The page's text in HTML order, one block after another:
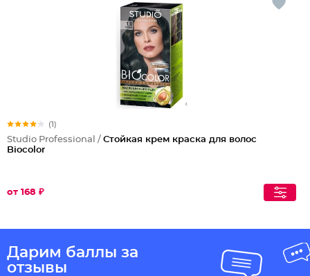
(1)
Studio Professional / Стойкая крем краска для волос
Biocolor
от 168 ₽
Дарим баллы за
отзывы